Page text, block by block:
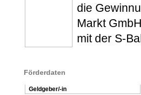
die
Markt
mit der S-
Förderdaten
Geldgeber/-in